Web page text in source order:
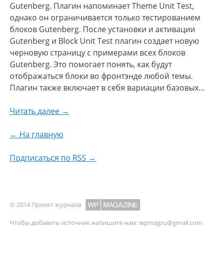
Gutenberg. Плагин напоминает Theme Unit Test,
однако он ограничивается только тестированием
блоков Gutenberg. После установки и активации
Gutenberg и Block Unit Test плагин создает новую
черновую страницу с примерами всех блоков
Gutenberg. Это помогает понять, как будут
отображаться блоки во фронтэнде любой темы.
Плагин также включает в себя вариации базовых…
Читать далее →
← На главную
Подписаться по RSS →
© 2014 Проект журнала
Чтобы добавить источник напишите нам:wpmagru@gmail.com